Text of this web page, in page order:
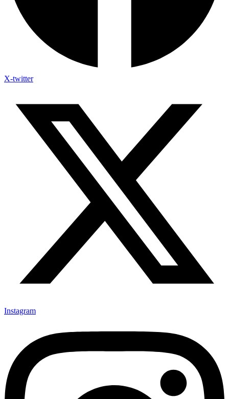
X-twitter
Instagram